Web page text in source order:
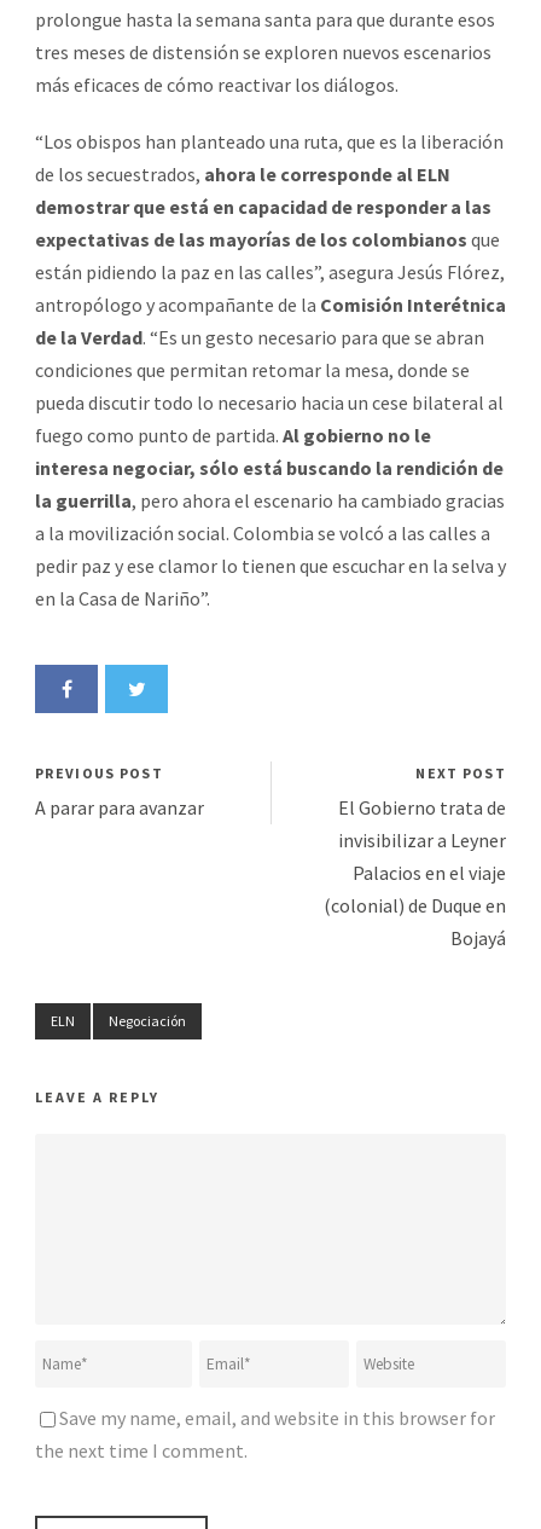
prolongue hasta la semana santa para que durante esos
tres meses de distensión se exploren nuevos escenarios
más eficaces de cómo reactivar los diálogos.
“Los obispos han planteado una ruta, que es la liberación
de los secuestrados, ahora le corresponde al ELN
demostrar que está en capacidad de responder a las
expectativas de las mayorías de los colombianos que
están pidiendo la paz en las calles”, asegura Jesús Flórez,
antropólogo y acompañante de la Comisión Interétnica
de la Verdad. “Es un gesto necesario para que se abran
condiciones que permitan retomar la mesa, donde se
pueda discutir todo lo necesario hacia un cese bilateral al
fuego como punto de partida. Al gobierno no le
interesa negociar, sólo está buscando la rendición de
la guerrilla, pero ahora el escenario ha cambiado gracias
a la movilización social. Colombia se volcó a las calles a
pedir paz y ese clamor lo tienen que escuchar en la selva y
en la Casa de Nariño”.
PREVIOUS POST
A parar para avanzar
NEXT POST
El Gobierno trata de
invisibilizar a Leyner
Palacios en el viaje
(colonial) de Duque en
Bojayá
ELN Negociación
LEAVE A REPLY
Save my name, email, and website in this browser for
the next time I comment.